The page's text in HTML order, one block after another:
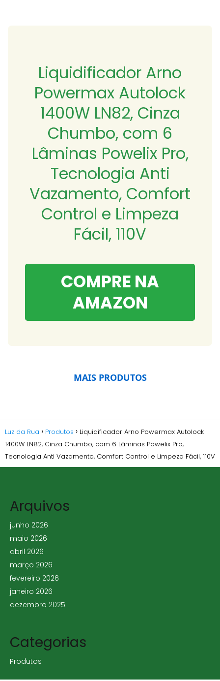
Liquidificador Arno
Powermax Autolock
1400W LN82, Cinza
Chumbo, com 6
Lâminas Powelix Pro,
Tecnologia Anti
Vazamento, Comfort
Control e Limpeza
Fácil, 110V
COMPRE NA
AMAZON
MAIS PRODUTOS
Luz da Rua Produtos
Liquidificador Arno Powermax Autolock
1400W LN82, Cinza Chumbo, com 6 Lâminas Powelix Pro,
Tecnologia Anti Vazamento, Comfort Control e Limpeza Fácil, 110V
Arquivos
junho 2026
maio 2026
abril 2026
março 2026
fevereiro 2026
janeiro 2026
dezembro 2025
Categorias
Produtos